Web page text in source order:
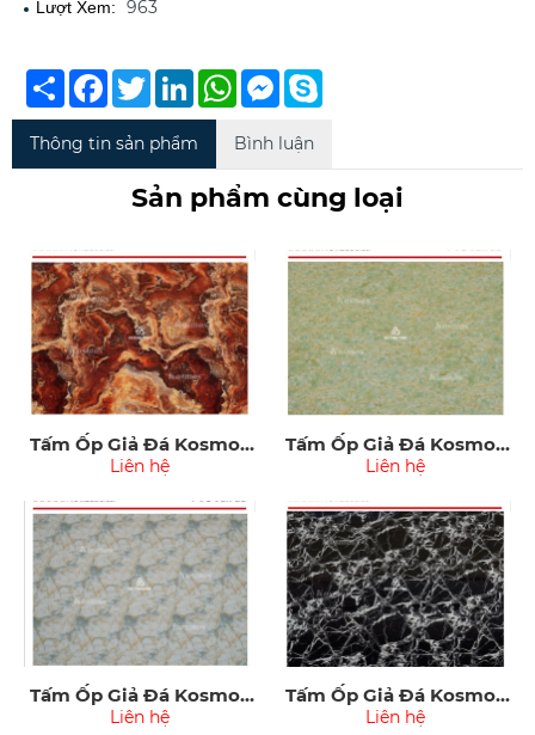
Lượt Xem: 963
Chia
sẻ
FacebookTwitterLinkedInWhatsAppMessenger
Thông tin sản phẩm Bình luận
Sản phẩm cùng loại
Tấm Ốp Giả Đá Kosmos
PVC3009
Liên hệ
Tấm Ốp Giả Đá Kosmos
PVC3008
Liên hệ
Tấm Ốp Giả Đá Kosmos
PVC3010
Liên hệ
Tấm Ốp Giả Đá Kosmos
PVC3011
Liên hệ